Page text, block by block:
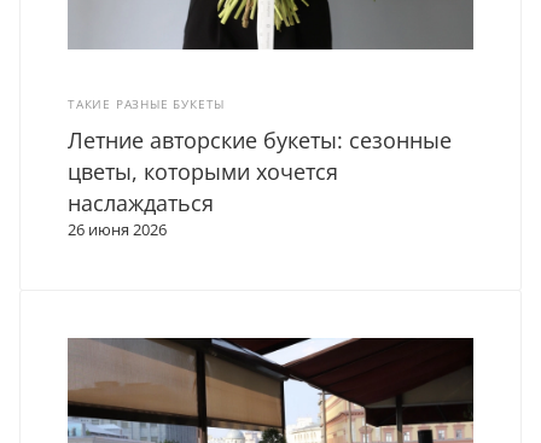
ТАКИЕ РАЗНЫЕ БУКЕТЫ
26 июня 2026
Летние авторские букеты: сезонные
цветы, которыми хочется
наслаждаться